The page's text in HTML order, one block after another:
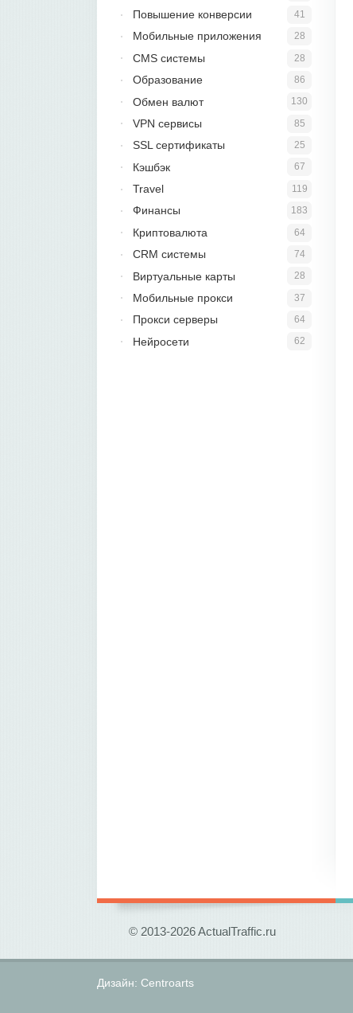
41
Повышение конверсии
28
Мобильные приложения
28
CMS системы
86
Образование
130
Обмен валют
85
VPN сервисы
25
SSL сертификаты
67
Кэшбэк
119
Travel
183
Финансы
64
Криптовалюта
74
CRM системы
28
Виртуальные карты
37
Мобильные прокси
64
Прокси серверы
62
Нейросети
© 2013-2026 ActualTraffic.ru
Дизайн: Centroarts